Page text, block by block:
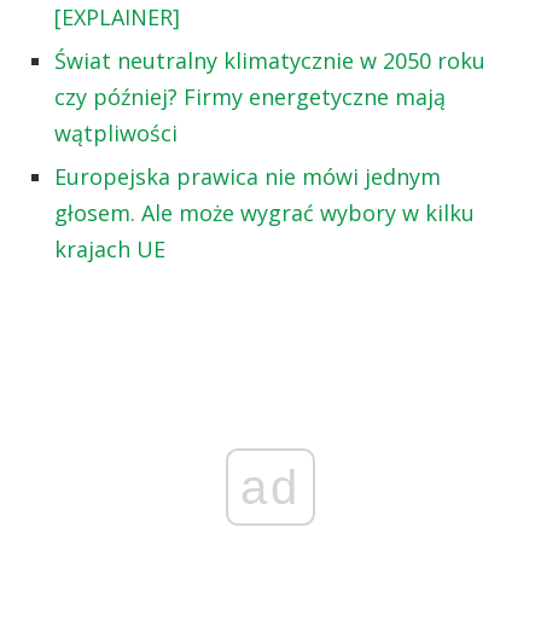
[EXPLAINER]
Świat neutralny klimatycznie w 2050 roku
czy później? Firmy energetyczne mają
wątpliwości
Europejska prawica nie mówi jednym
głosem. Ale może wygrać wybory w kilku
krajach UE
ad